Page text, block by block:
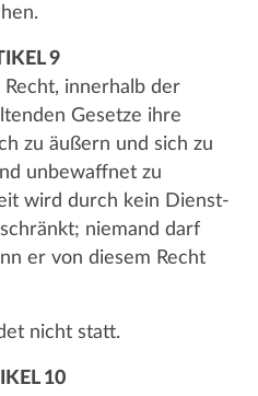
9
innerhalb der
Gesetze ihre
zu äußern und sich zu
unbewaffnet zu
wird durch kein Dienst-
niemand darf
er von diesem Recht
nicht statt.
10